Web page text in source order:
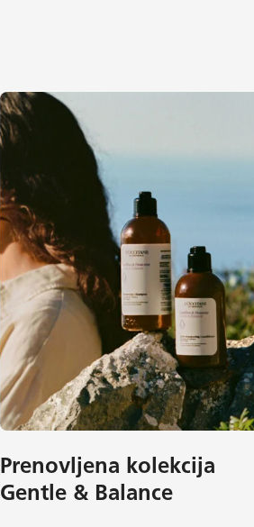
Prenovljena kolekcija
Gentle & Balance